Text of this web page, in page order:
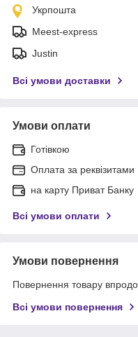
Укрпошта
Meest-express
Justin
Всі умови доставки
Умови оплати
Готівкою
Оплата за реквізитами
на карту Приват Банку
Всі умови оплати
Умови повернення
Повернення товару
Всі умови повернення